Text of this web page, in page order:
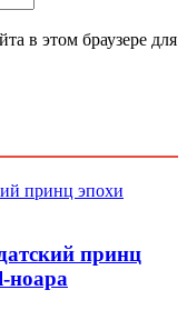
в этом браузере для
принц
ноара